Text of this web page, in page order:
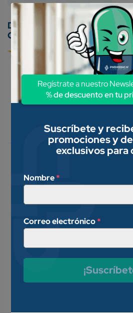
Conoce nuestros métodos
Valoraciones
una gran variedad de
padecimientos inflamatorios,
alérgicos, y pruriginosos de la
dermatitis seborreica,
dermatitis eccematosa, eccema
numular, mixedema pretibial,
Suscríbete y
promociones y
exclusivos para
Nombre*
Correo electrónico*
Regístrate a nuestro
% de descuento en tu